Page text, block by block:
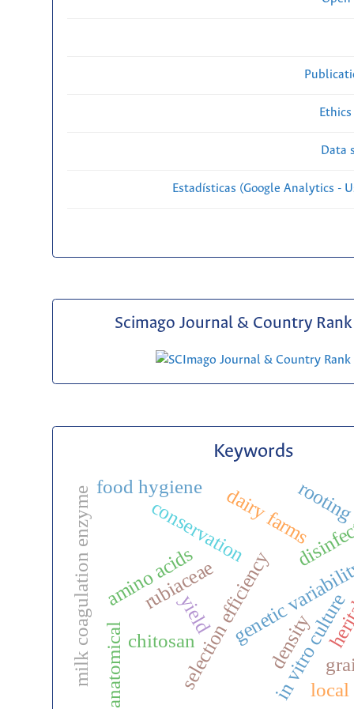
Data
Estadísticas (Google Analytics -
Scimago Journal & Country Rank
Keywords
genetic
selection efficiency
yield
conservation
in vitro culture
rubiaceae
dairy farms
food hygiene
local
milk coagulation enzyme amino acids
chitosan
anatomical density